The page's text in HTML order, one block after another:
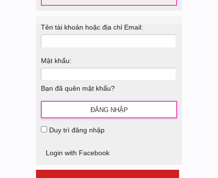
Tên tài khoản hoặc địa chỉ Email:
Mật khẩu:
Bạn đã quên mật khẩu?
Duy trì đăng nhập
Login with Facebook